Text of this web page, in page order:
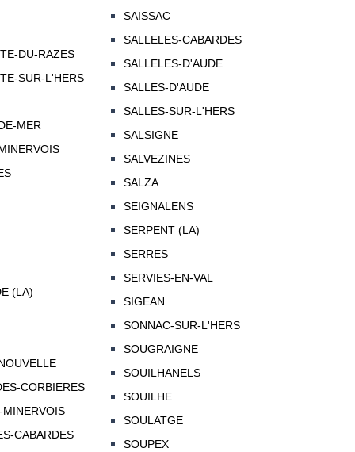
DU-RAZES
SUR-L'HERS
MER
(LA)
CORBIERES
CABARDES
SAISSAC
SALLELES-CABARDES
SALLELES-D'AUDE
SALLES-D'AUDE
SALLES-SUR-L'HERS
SALSIGNE
SALVEZINES
SALZA
SEIGNALENS
SERPENT (LA)
SERRES
SERVIES-EN-VAL
SIGEAN
SONNAC-SUR-L'HERS
SOUGRAIGNE
SOUILHANELS
SOUILHE
SOULATGE
SOUPEX